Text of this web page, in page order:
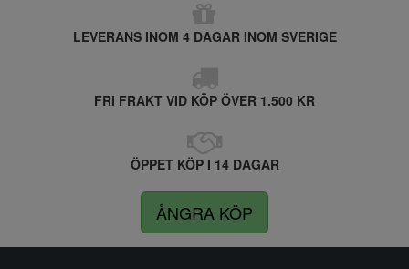
LEVERANS INOM 4 DAGAR INOM SVERIGE
FRI FRAKT VID KÖP ÖVER 1.500 KR
ÖPPET KÖP I 14 DAGAR
ÅNGRA KÖP